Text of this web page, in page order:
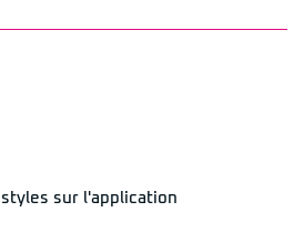
sur l'application